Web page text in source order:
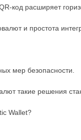
код расширяет
и простота
мер безопасности.
такие решения
Wallet?